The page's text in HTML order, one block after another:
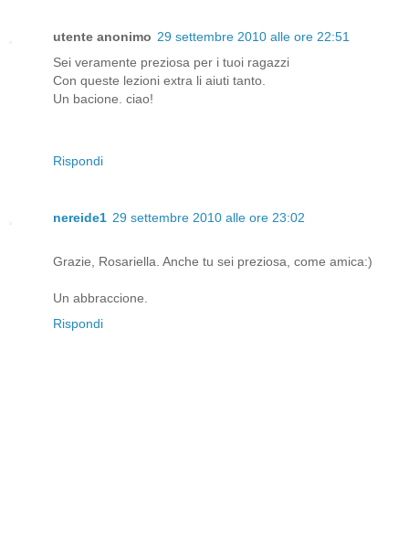
utente anonimo 29 settembre 2010 alle ore 22:51
Sei veramente preziosa per i tuoi ragazzi
Con queste lezioni extra li aiuti tanto.
Un bacione. ciao!
Rispondi
nereide1 29 settembre 2010 alle ore 23:02
Grazie, Rosariella. Anche tu sei preziosa, come amica:)
Un abbraccione.
Rispondi